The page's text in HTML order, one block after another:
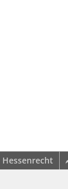
Hessenrecht